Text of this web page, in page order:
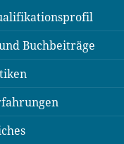
Buchbeiträge